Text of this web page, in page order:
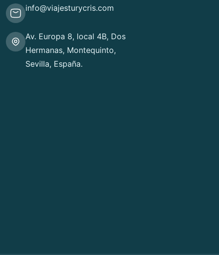
info@viajesturycris.com
Av. Europa 8, local 4B, Dos
Hermanas, Montequinto,
Sevilla, España.